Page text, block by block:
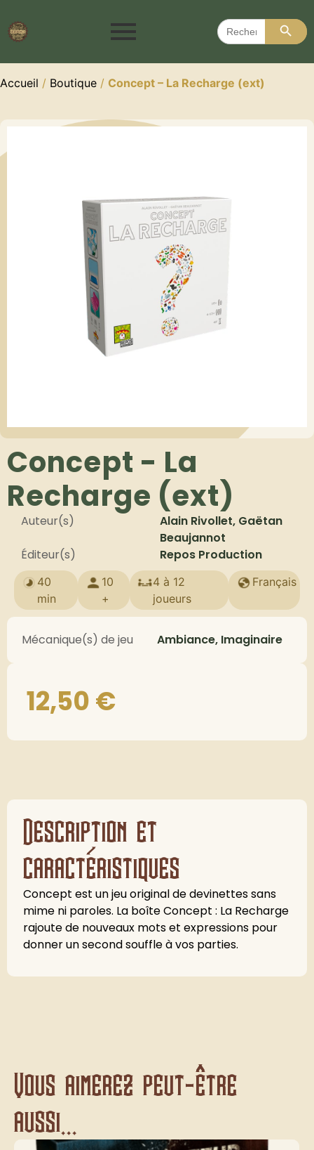
Search
for:
Search
Accueil / Boutique / Concept – La Recharge (ext)
Concept - La
Recharge (ext)
Auteur(s)
Alain Rivollet, Gaëtan
Beaujannot
Éditeur(s)
Repos Production
40
min
10
+
4 à 12
joueurs
Français
Mécanique(s) de jeu Ambiance, Imaginaire
12,50€
Description et
caractéristiques
Concept est un jeu original de devinettes sans
mime ni paroles. La boîte Concept : La Recharge
rajoute de nouveaux mots et expressions pour
donner un second souffle à vos parties.
Vous aimerez peut-être
aussi...